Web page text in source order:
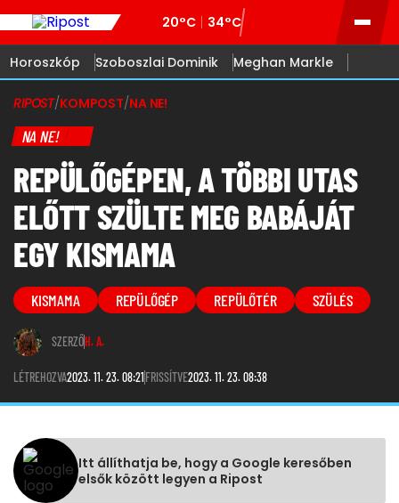
20°C 34°C
Horoszkóp Szoboszlai Dominik Meghan Markle
RIPOST/KOMPOST/NA NE!
NA NE!
REPÜLŐGÉPEN, A TÖBBI UTAS
ELŐTT SZÜLTE MEG BABÁJÁT
EGY KISMAMA
KISMAMA REPÜLŐGÉP REPÜLŐTÉR SZÜLÉS
SZERZŐH. A.
LÉTREHOZVA2023. 11. 23. 08:21FRISSÍTVE2023. 11. 23. 08:38
Itt állíthatja be, hogy a Google keresőben
elsők között legyen a Ripost